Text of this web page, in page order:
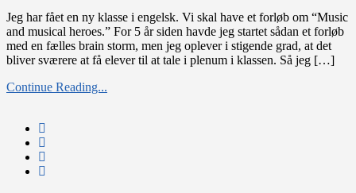
Race
–
sjov
klassedyst
Jeg har fået en ny klasse i engelsk. Vi skal have et forløb om “Music
and musical heroes.” For 5 år siden havde jeg startet sådan et forløb
med en fælles brain storm, men jeg oplever i stigende grad, at det
bliver sværere at få elever til at tale i plenum i klassen. Så jeg […]
Continue Reading...